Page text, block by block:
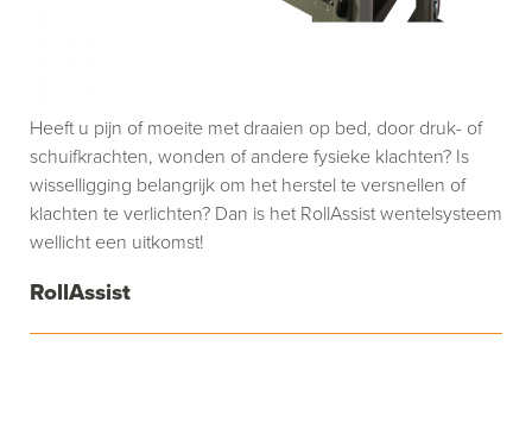
RollAssist
Heeft u pijn of moeite met draaien op bed, door druk- of
schuifkrachten, wonden of andere fysieke klachten? Is
wisselligging belangrijk om het herstel te versnellen of
klachten te verlichten? Dan is het RollAssist wentelsysteem
wellicht een uitkomst!